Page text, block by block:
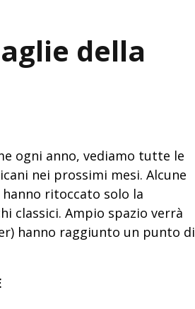
della
ogni anno, vediamo tutte le
nei prossimi mesi. Alcune
ritoccato solo la
classici. Ampio spazio verrà
hanno raggiunto un punto di